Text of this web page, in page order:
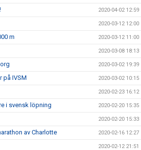
2020-04-02 12:59
2020-03-12 12:00
m 2020-03-12 11:00
2020-03-08 18:13
2020-03-02 19:39
på IVSM 2020-03-02 10:15
2020-02-23 16:12
i svensk löpning 2020-02-20 15:35
2020-02-20 15:33
av Charlotte 2020-02-16 12:27
2020-02-12 21:51